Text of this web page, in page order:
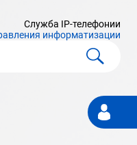
Служба IP-телефонии
информатизации
Личный
кабинет